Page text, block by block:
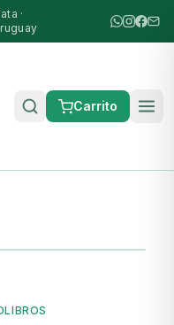
·
Carrito
LIBROS